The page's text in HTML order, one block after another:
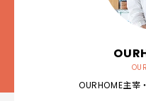
OURHOME主宰